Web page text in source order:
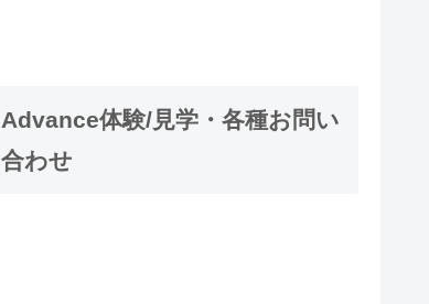
Advance体験/見学・各種お問い
合わせ